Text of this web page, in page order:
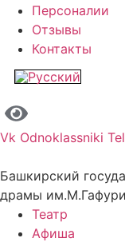
Персоналии
Отзывы
Контакты
Vk Odnoklassniki
Башкирский
драмы им.М.Гафури
Театр
Афиша